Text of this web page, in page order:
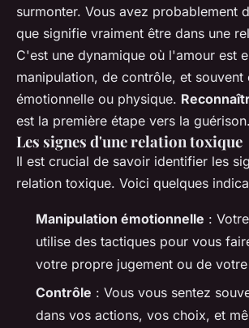
surmonter. Vous avez probablement
que signifie vraiment être dans une
C'est une dynamique où l'amour est
manipulation, de contrôle, et souvent
émotionnelle ou physique.
est la première étape vers la guérison.
Les signes d'une relation toxique
Il est crucial de savoir identifier les
relation toxique. Voici quelques
Manipulation émotionnelle :
utilise des tactiques pour vous
votre propre jugement ou de
Contrôle : Vous vous sentez
dans vos actions, vos choix, et